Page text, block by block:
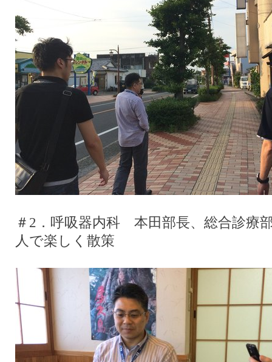
＃2．呼吸器内科 本田部長、総合診療
人で楽しく散策